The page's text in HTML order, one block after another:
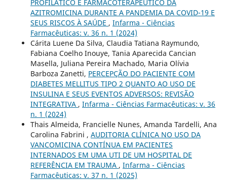
PROFILÁTICO E FARMACOTERAPÊUTICO DA
AZITROMICINA DURANTE A PANDEMIA DA COVID-19 E
SEUS RISCOS À SAÚDE , Infarma - Ciências
Farmacêuticas: v. 36 n. 1 (2024)
Cárita Luene Da Silva, Claudia Tatiana Raymundo,
Fabiana Coelho Inouye, Tania Aparecida Cancian
Masella, Juliana Pereira Machado, Maria Olívia
Barboza Zanetti, PERCEPÇÃO DO PACIENTE COM
DIABETES MELLITUS TIPO 2 QUANTO AO USO DE
INSULINA E SEUS EVENTOS ADVERSOS: REVISÃO
INTEGRATIVA , Infarma - Ciências Farmacêuticas: v. 36
n. 1 (2024)
Thais Almeida, Francielle Nunes, Amanda Tardelli, Ana
Carolina Fabrini , AUDITORIA CLÍNICA NO USO DA
VANCOMICINA CONTÍNUA EM PACIENTES
INTERNADOS EM UMA UTI DE UM HOSPITAL DE
REFERÊNCIA EM TRAUMA , Infarma - Ciências
Farmacêuticas: v. 37 n. 1 (2025)